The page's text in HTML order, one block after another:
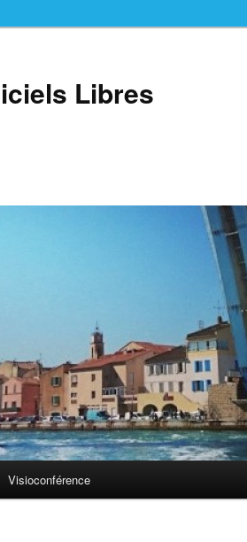
Libres
Visioconférence